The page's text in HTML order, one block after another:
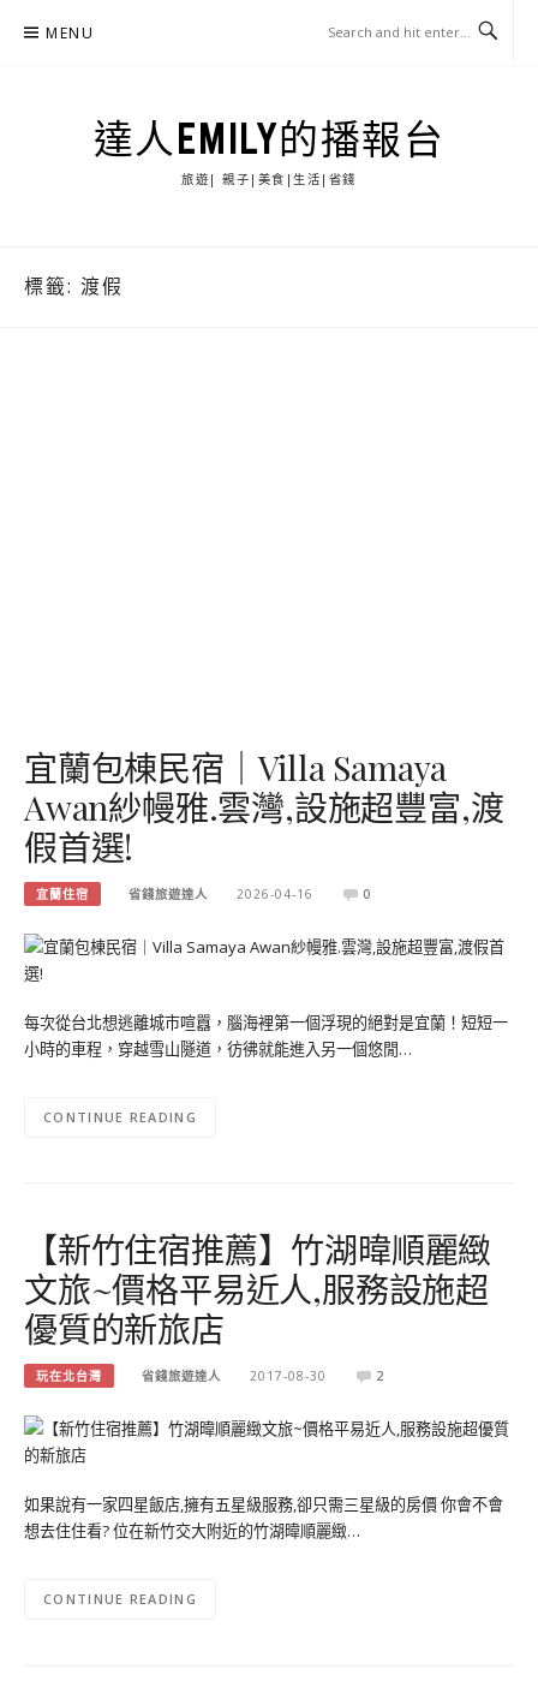
MENU
達人EMILY的播報台
旅遊| 親子|美食|生活|省錢
標籤: 渡假
宜蘭包棟民宿｜Villa Samaya
Awan紗幔雅.雲灣,設施超豐富,渡
假首選!
宜蘭住宿 省錢旅遊達人 2026-04-16 0
每次從台北想逃離城市喧囂，腦海裡第一個浮現的絕對是宜蘭！短短一
小時的車程，穿越雪山隧道，彷彿就能進入另一個悠閒…
CONTINUE READING
【新竹住宿推薦】竹湖暐順麗緻
文旅~價格平易近人,服務設施超
優質的新旅店
玩在北台灣 省錢旅遊達人 2017-08-30 2
如果說有一家四星飯店,擁有五星級服務,卻只需三星級的房價 你會不會
想去住住看? 位在新竹交大附近的竹湖暐順麗緻…
CONTINUE READING